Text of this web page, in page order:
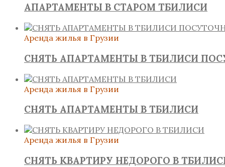
АПАРТАМЕНТЫ В СТАРОМ ТБИЛИСИ
Аренда жилья в Грузии
СНЯТЬ АПАРТАМЕНТЫ В ТБИЛИСИ
Аренда жилья в Грузии
СНЯТЬ АПАРТАМЕНТЫ В ТБИЛИСИ
Аренда жилья в Грузии
СНЯТЬ КВАРТИРУ НЕДОРОГО В